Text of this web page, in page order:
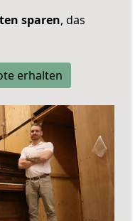
sparen, das
erhalten